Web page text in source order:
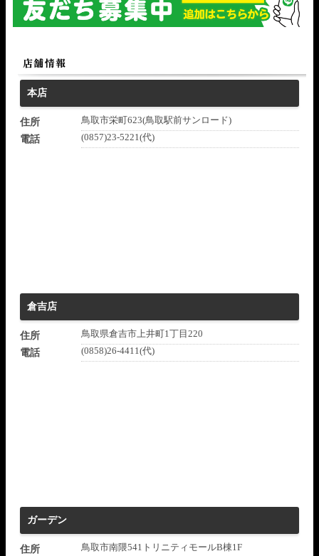
本店
住所
鳥取市栄町623(鳥取駅前サンロード)
電話
(0857)23-5221(代)
倉吉店
住所
鳥取県倉吉市上井町1丁目220
電話
(0858)26-4411(代)
ガーデン
住所
鳥取市南隈541トリニティモールB棟1F